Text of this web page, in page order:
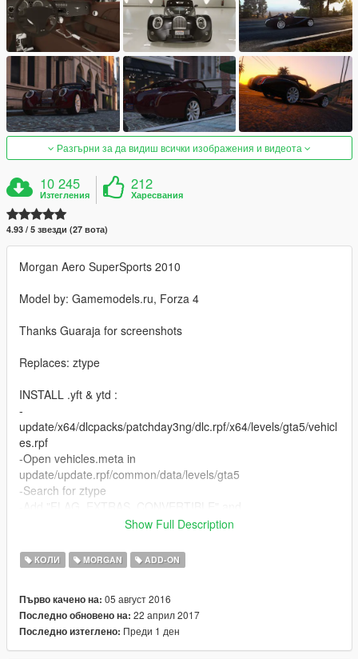
Разгърни за да видиш всички изображения и видеота
10 245
Изтегления
212
Харесвания
4.93 / 5 звезди (27 вота)
Morgan Aero SuperSports 2010
Model by: Gamemodels.ru, Forza 4
Thanks Guaraja for screenshots
Replaces: ztype
INSTALL .yft & ytd :
-
update/x64/dlcpacks/patchday3ng/dlc.rpf/x64/levels/gta5/vehicl
es.rpf
-Open vehicles.meta in
update/update.rpf/common/data/levels/gta5
-Search for ztype
"FLAG_HAS_INTERIOR_EXTRAS" between (without quotes)
Features:
-HQ model
-Working dials
-Working lights
-Hands on steering wheel
-LODS L1 & L2
Show Full Description
КОЛИ MORGAN ADD-ON
Първо качено на: 05 август 2016
Последно обновено на: 22 април 2017
Последно изтеглено: Преди 1 ден